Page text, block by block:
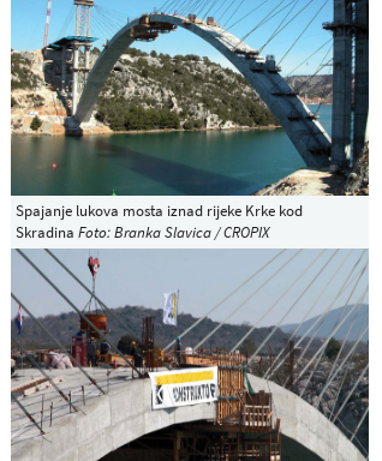
Spajanje lukova mosta iznad rijeke Krke kod
SkradinaFoto: Branka Slavica / CROPIX